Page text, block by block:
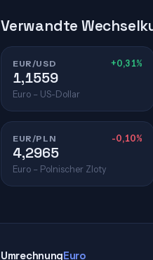
Verwandte
EUR/USD +0,31%
1,1559
Euro – US-Dollar
EUR/PLN -0,10%
4,2965
Euro – Polnischer Zloty
UmrechnungEuro